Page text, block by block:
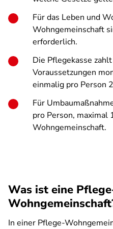
Für das Leben und
Wohngemeinschaft
erforderlich.
Die Pflegekasse
Voraussetzungen
einmalig pro Person
Für
pro Person, maximal
Wohngemeinschaft.
Was ist eine
In einer Pflege-